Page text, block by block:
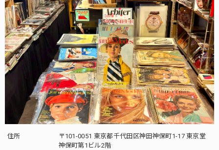
住所
〒101-0051 東京都千代田区神田神保町1-17 東京堂
神保町第1ビル2階